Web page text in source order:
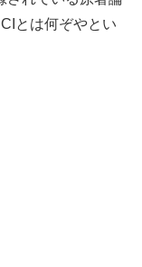
とは何ぞやとい